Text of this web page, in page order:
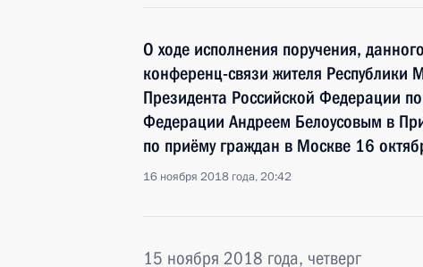
О ходе исполнения поручения,
конференц-связи жителя
Президента Российской Федерации
Федерации Андреем Белоусовым в
по приёму граждан в Москве 16
16 ноября 2018 года, 20:42
15 ноября 2018 года, четверг